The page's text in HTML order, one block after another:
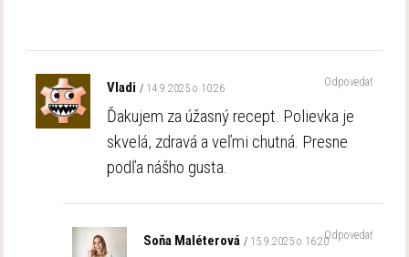
Vladi 14.9.2025 o 10:26
Ďakujem za úžasný recept. Polievka je
skvelá, zdravá a veľmi chutná. Presne
podľa nášho gusta.
Odpovedať
Soňa Maléterová 15.9.2025 o 16:20Odpovedať